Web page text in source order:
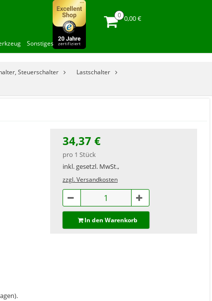
0,00 €
Sonstiges
Steuerschalter
Lastschalter
34,37 €
pro 1 Stück
inkl. gesetzl. MwSt.,
zzgl. Versandkosten
In den Warenkorb